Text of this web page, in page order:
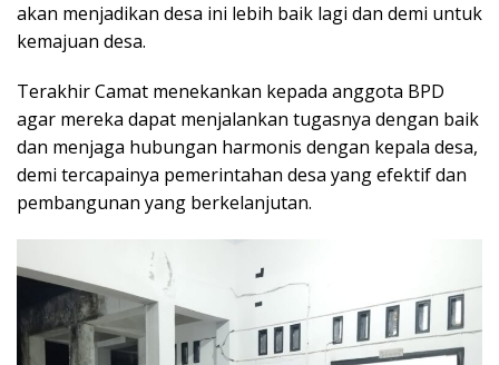
akan menjadikan desa ini lebih baik lagi dan demi untuk
kemajuan desa.
Terakhir Camat menekankan kepada anggota BPD
agar mereka dapat menjalankan tugasnya dengan baik
dan menjaga hubungan harmonis dengan kepala desa,
demi tercapainya pemerintahan desa yang efektif dan
pembangunan yang berkelanjutan.